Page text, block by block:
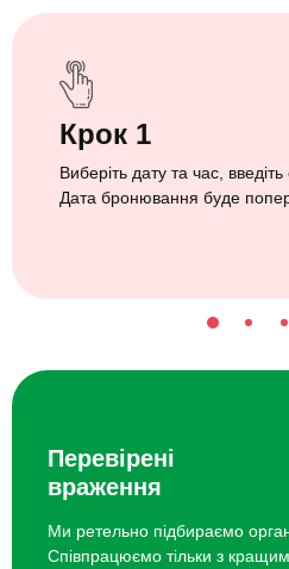
Крок 1
Виберіть дату та час, введіть
Дата бронювання буде
Перевірені
враження
Ми ретельно підбираємо
Співпрацюємо тільки з